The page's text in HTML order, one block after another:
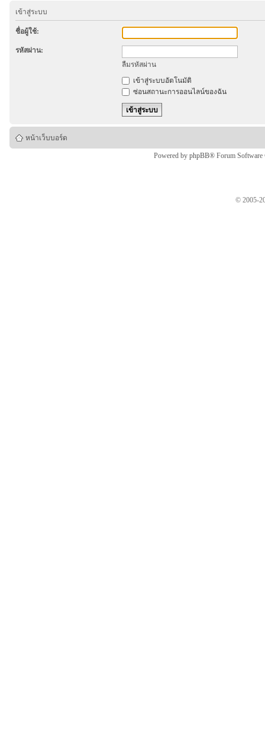
เข้าสู่ระบบ
ชื่อผู้ใช้:
รหัสผ่าน:
ลืมรหัสผ่าน
เข้าสู่ระบบอัตโนมัติ
ซ่อนสถานะการออนไลน์ของฉัน
หน้าเว็บบอร์ด
Powered by phpBB® Forum
© 2005-